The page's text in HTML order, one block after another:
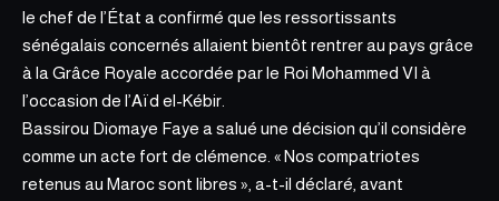
le chef de l’État a confirmé que les ressortissants
sénégalais concernés allaient bientôt rentrer au pays grâce
à la Grâce Royale accordée par le Roi Mohammed VI à
l’occasion de l’Aïd el-Kébir.
Bassirou Diomaye Faye a salué une décision qu’il considère
comme un acte fort de clémence. « Nos compatriotes
retenus au Maroc sont libres », a-t-il déclaré, avant